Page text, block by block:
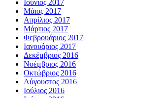
Ιούνιος 2017
Μάιος 2017
Απρίλιος 2017
Μάρτιος 2017
Φεβρουάριος 2017
Ιανουάριος 2017
Δεκέμβριος 2016
Νοέμβριος 2016
Οκτώβριος 2016
Αύγουστος 2016
Ιούλιος 2016